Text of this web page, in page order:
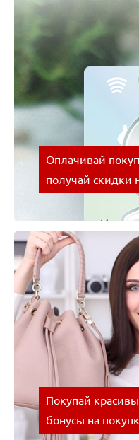
Оплачивай
получай скидки
Оплачивай покупки
на следующую
Покупай
бонусы на